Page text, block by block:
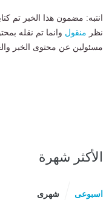
انتبه: مضمون هذا الخبر تم
نظر منقول وانما تم نقله
مسئولين عن محتوى الخبر
الأكثر شهرة
اسبوعى شهرى